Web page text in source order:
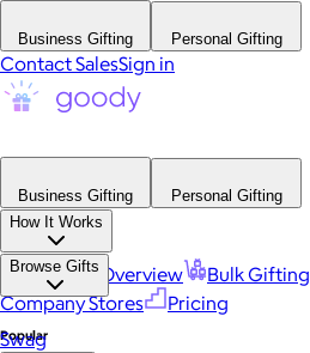
Business Gifting Personal Gifting
Contact SalesSign in
Business Gifting
Personal Gifting
How It Works
Platform Overview Bulk Gifting
Company Stores
Pricing
Browse Gifts
Popular
Swag